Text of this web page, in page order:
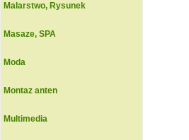
Malarstwo, Rysunek
Masaze, SPA
Moda
Montaz anten
Multimedia